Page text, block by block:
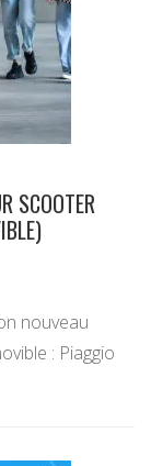
SCOOTER
nouveau
: Piaggio